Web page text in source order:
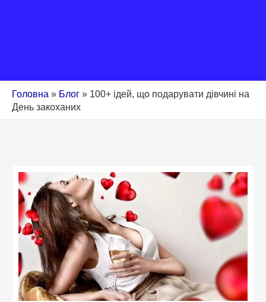
Головна » Блог » 100+ ідей, що подарувати дівчині на
День закоханих